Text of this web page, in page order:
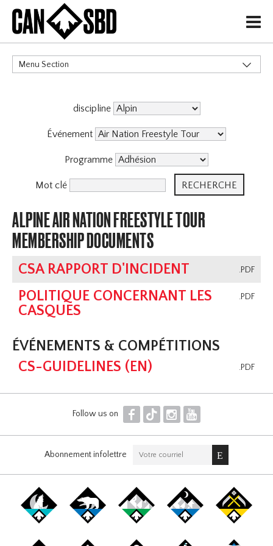
H
Menu Section
Événements & Compétitions
discipline
Événement
Programme
Mot clé
ALPINE AIR NATION FREESTYLE TOUR
MEMBERSHIP DOCUMENTS
.PDF
CSA RAPPORT D'INCIDENT
.PDF
POLITIQUE CONCERNANT LES
CASQUES
ÉVÉNEMENTS & COMPÉTITIONS
.PDF
CS-GUIDELINES (EN)
Follow us on F T I Y
Abonnement infolettre